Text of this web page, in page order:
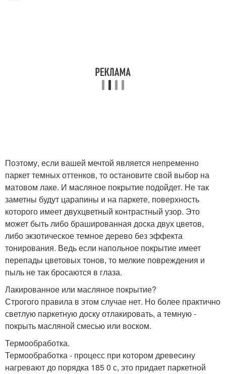
Поэтому, если вашей мечтой является непременно
паркет темных оттенков, то остановите свой выбор на
матовом лаке. И масляное покрытие подойдет. Не так
заметны будут царапины и на паркете, поверхность
которого имеет двухцветный контрастный узор. Это
может быть либо брашированная доска двух цветов,
либо экзотическое темное дерево без эффекта
тонирования. Ведь если напольное покрытие имеет
перепады цветовых тонов, то мелкие повреждения и
пыль не так бросаются в глаза.
Лакированное или масляное покрытие?
Строгого правила в этом случае нет. Но более практично
светлую паркетную доску отлакировать, а темную -
покрыть масляной смесью или воском.
Термообработка.
Термообработка - процесс при котором древесину
нагревают до порядка 185 0 с, это придает паркетной